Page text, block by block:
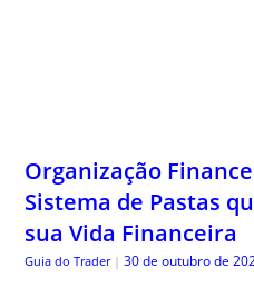
Organização
Sistema de Pastas
sua Vida Financeira
Guia do Trader | 30 de outubro de